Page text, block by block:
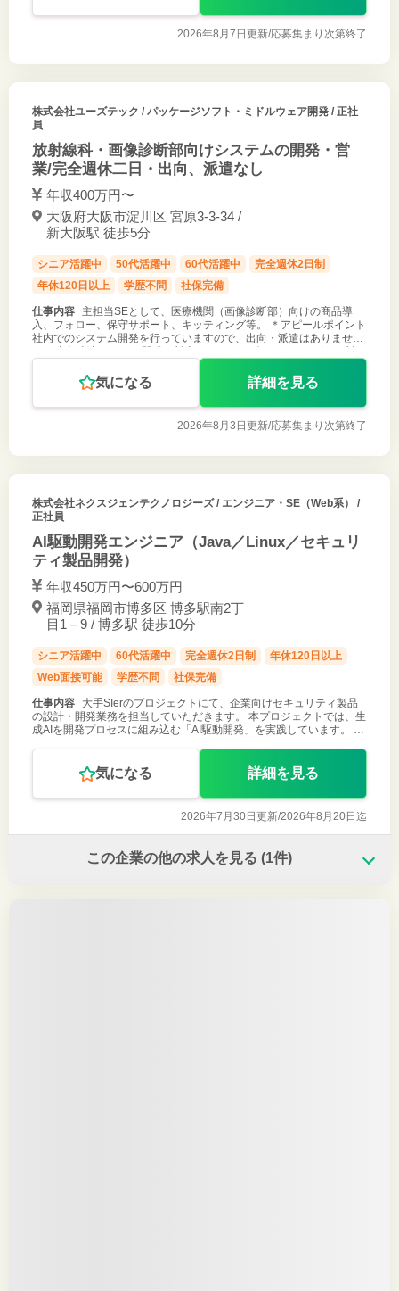
2026年8月7日更新/応募集まり次第終了
株式会社ユーズテック / パッケージソフト・ミドルウェア開発 / 正社
員
放射線科・画像診断部向けシステムの開発・営
業/完全週休二日・出向、派遣なし
年収400万円〜
大阪府大阪市淀川区 宮原3-3-34 /
新大阪駅 徒歩5分
シニア活躍中 50代活躍中 60代活躍中
完全週休2日制
年休120日以上
学歴不問 社保完備
仕事内容
主担当SEとして、医療機関（画像診断部）向けの商品導
入、フォロー、保守サポート、キッティング等。 ＊アピールポイント
社内でのシステム開発を行っていますので、出向・派遣はありませ
ん。 主担当者として、開発の川上であるニーズのヒアリングから川下
である保守サポート
気になる 詳細を見る
2026年8月3日更新/応募集まり次第終了
株式会社ネクスジェンテクノロジーズ/ エンジニア・SE（Web系） /
正社員
AI駆動開発エンジニア（Java／Linux／セキュリ
ティ製品開発）
年収450万円〜600万円
福岡県福岡市博多区 博多駅南2丁
目1－9 / 博多駅 徒歩10分
シニア活躍中 60代活躍中 完全週休2日制
年休120日以上
Web面接可能
学歴不問 社保完備
仕事内容
大手SIerのプロジェクトにて、企業向けセキュリティ製品
の設計・開発業務を担当していただきます。 本プロジェクトでは、生
成AIを開発プロセスに組み込む「AI駆動開発」を実践しています。 AI
気になる 詳細を見る
2026年7月30日更新/2026年8月20日迄
この企業の他の求人を見る (1件)